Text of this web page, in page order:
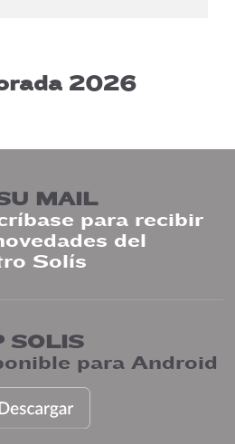
2026
MAIL
para recibir
del
Solís
SOLIS
para Android